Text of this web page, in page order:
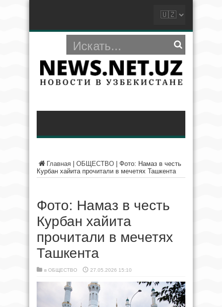
Главная ОБЩЕСТВО
Фото: Намаз в честь
Курбан хайита прочитали в мечетях Ташкента
Фото: Намаз в честь
Курбан хайита
прочитали в мечетях
Ташкента
в ОБЩЕСТВО 27.05.2026 15:10